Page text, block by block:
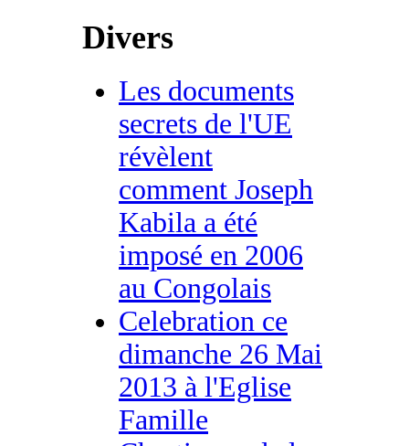
Divers
Les documents
secrets de l'UE
révèlent
comment Joseph
Kabila a été
imposé en 2006
au Congolais
Celebration ce
dimanche 26 Mai
2013 à l'Eglise
Famille